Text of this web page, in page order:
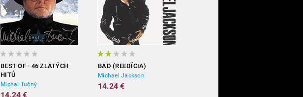
BEST OF - 46 ZLATÝCH
HITŮ
Michal Tučný
14.24 €
BAD (REEDÍCIA)
Michael Jackson
14.24 €